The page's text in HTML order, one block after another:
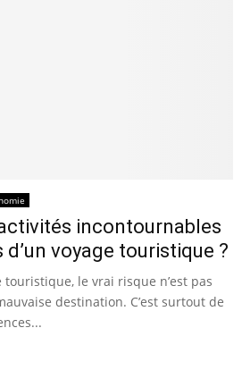
incontournables
voyage touristique ?
le vrai risque n’est pas
destination. C’est surtout de